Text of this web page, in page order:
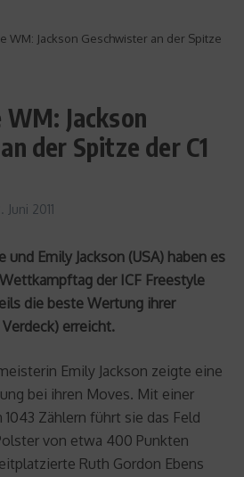
WM: Jackson Geschwister an der Spitze
Jackson
der Spitze der C1
Juni 2011
und Emily Jackson (USA) haben es
der ICF Freestyle
die beste Wertung ihrer
Verdeck) erreicht.
Emily Jackson zeigte eine
bei ihren Moves. Mit einer
Zählern führt sie das Feld
von etwa 400 Punkten
Ruth Gordon Ebens